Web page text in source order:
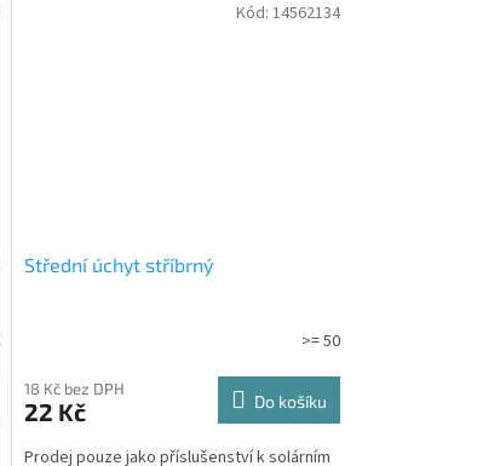
Střední úchyt stříbrný
>= 50
18 Kč bez DPH
22 Kč Do košíku
Prodej pouze jako příslušenství k solárním
Kód: 14562134